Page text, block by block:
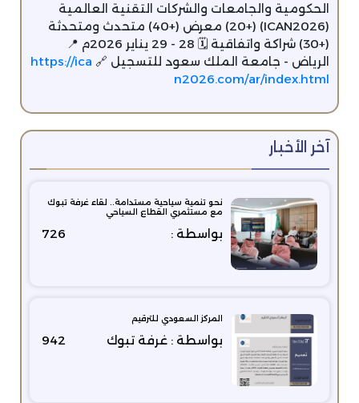
الحكومية والجامعات والشركات التقنية العالمية
(ICAN2026) (+20) معرض (+40) متحدث ومتحدثة
(+30) شراكة واتفاقية 🗓 28 - 29 يناير 2026م 📍
الرياض - جامعة الملك سعود للتسجيل 🔗 https://ica
n2026.com/ar/index.html
آخر الأخبار
نحو تنمية سياحية مستدامة.. لقاء غرفة تبوك
مع مستثمري القطاع السياحي
بواسطة : 726
المركز السعودي للترقيم
بواسطة : غرفة تبوك 942